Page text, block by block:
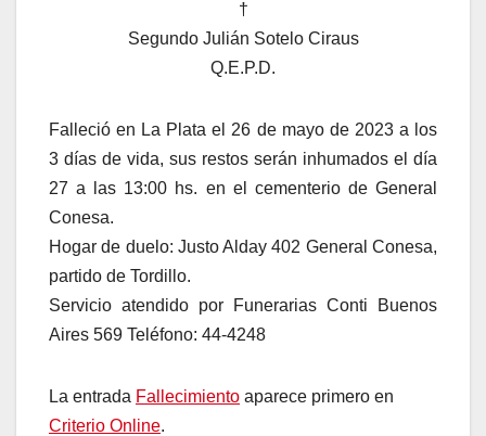
†
Segundo Julián Sotelo Ciraus
Q.E.P.D.
Falleció en La Plata el 26 de mayo de 2023 a los
3 días de vida, sus restos serán inhumados el día
27 a las 13:00 hs. en el cementerio de General
Conesa.
Hogar de duelo: Justo Alday 402 General Conesa,
partido de Tordillo.
Servicio atendido por Funerarias Conti Buenos
Aires 569 Teléfono: 44-4248
La entrada Fallecimiento aparece primero en
Criterio Online.